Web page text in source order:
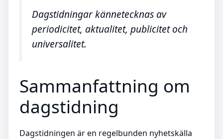
Dagstidningar kännetecknas av
periodicitet, aktualitet, publicitet och
universalitet.
Sammanfattning om
dagstidning
Dagstidningen är en regelbunden nyhetskälla